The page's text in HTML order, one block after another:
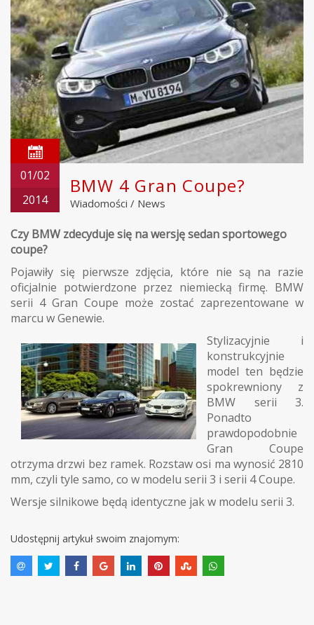
01/02
2014
BMW 4 Gran Coupe?
Wiadomości / News
Czy BMW zdecyduje się na wersję sedan sportowego
coupe?
Pojawiły się pierwsze zdjęcia, które nie są na razie
oficjalnie potwierdzone przez niemiecką firmę. BMW
serii 4 Gran Coupe może zostać zaprezentowane w
marcu w Genewie.
Stylizacyjnie i
konstrukcyjnie
model ten będzie
spokrewniony z
BMW serii 3.
Ponadto
prawdopodobnie
Gran Coupe
otrzyma drzwi bez ramek. Rozstaw osi ma wynosić 2810
mm, czyli tyle samo, co w modelu serii 3 i serii 4 Coupe.
Wersje silnikowe będą identyczne jak w modelu serii 3.
Udostępnij artykuł swoim znajomym: